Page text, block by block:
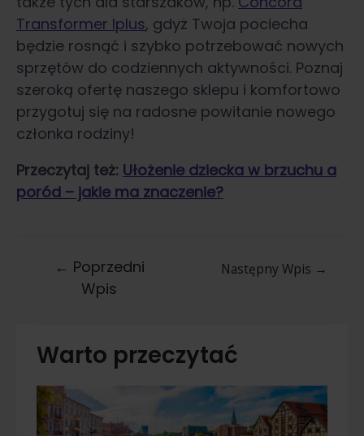
Transformer Iplus, gdyż Twoja pociecha
będzie rosnąć i szybko potrzebować nowych
sprzętów do codziennych aktywności. Poznaj
szeroką ofertę naszego sklepu i komfortowo
przygotuj się na radosne powitanie nowego
członka rodziny!
Przeczytaj też: Ułożenie dziecka w brzuchu a
poród – jakie ma znaczenie?
← Poprzedni
Wpis
Następny Wpis →
Warto przeczytać